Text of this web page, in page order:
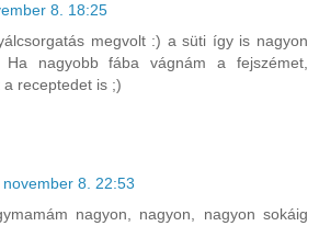
8. 18:25
megvolt :) a süti így is nagyon
nagyobb fába vágnám a fejszémet,
receptedet is ;)
8. 22:53
nagyon, nagyon, nagyon sokáig